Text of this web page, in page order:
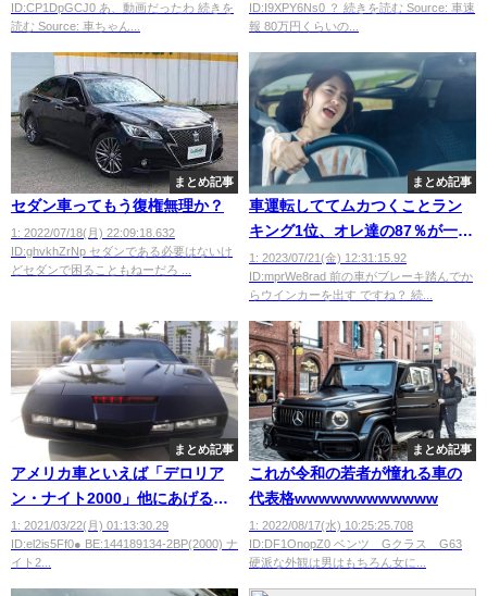
ID:CP1DpGCJ0 あ、動画だったわ 続きを
読む Source: 車ちゃん...
ID:I9XPY6Ns0 ？ 続きを読む Source: 車速
報 80万円くらいの...
まとめ記事
セダン車ってもう復権無理か？
1: 2022/07/18(月) 22:09:18.632
ID:ghvkhZrNp セダンである必要はないけ
どセダンで困ることもねーだろ ...
まとめ記事
車運転しててムカつくことラン
キング1位、オレ達の87％が一致
するｗｗｗｗｗ
1: 2023/07/21(金) 12:31:15.92
ID:mprWe8rad 前の車がブレーキ踏んでか
らウインカーを出す ですね？ 続...
まとめ記事
アメリカ車といえば「デロリア
ン・ナイト2000」他にあげる車
は？
1: 2021/03/22(月) 01:13:30.29
ID:el2is5Ff0● BE:144189134-2BP(2000) ナ
イト2...
まとめ記事
これが令和の若者が憧れる車の
代表格wwwwwwwwwwww
1: 2022/08/17(水) 10:25:25.708
ID:DF1OnopZ0 ベンツ Gクラス G63
硬派な外観は男はもちろん女に...